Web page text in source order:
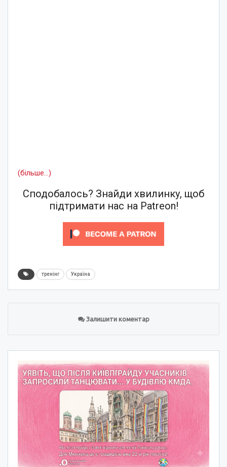
(більше…)
Сподобалось? Знайди хвилинку, щоб
підтримати нас на Patreon!
тренінг Україна
Залишити коментар